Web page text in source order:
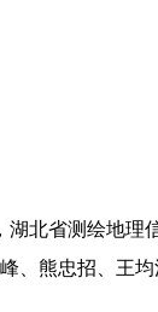
湖北省测绘地
、熊忠招、王